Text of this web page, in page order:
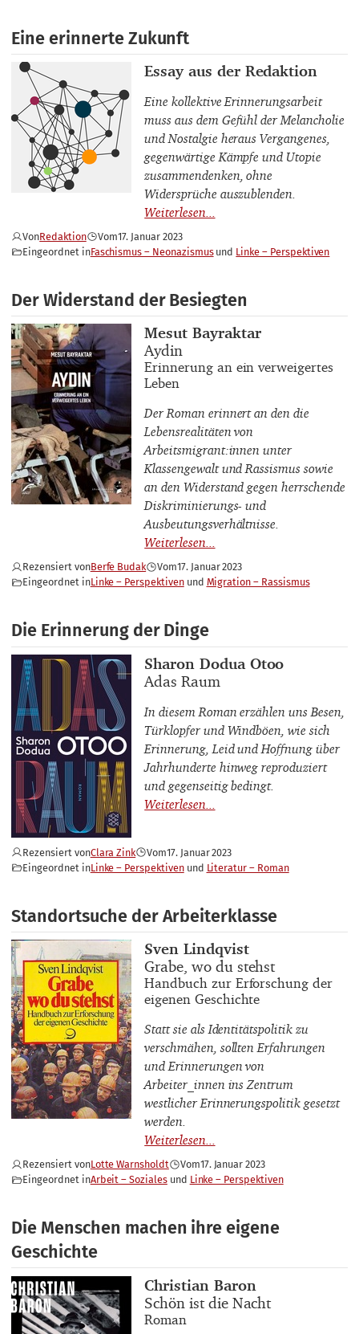
Eine erinnerte Zukunft
Thema
Essay aus der Redaktion
Eine kollektive Erinnerungsarbeit
muss aus dem Gefühl der Melancholie
und Nostalgie heraus Vergangenes,
gegenwärtige Kämpfe und Utopie
zusammendenken, ohne
Widersprüche auszublenden.
VonRedaktion Vom17. Januar 2023
Eingeordnet inFaschismus – Neonazismus Linke – Perspektiven
Der Widerstand der Besiegten
Buchautor_innen
Mesut Bayraktar
Buchtitel
Aydin
Buchuntertitel
Erinnerung an ein verweigertes
Leben
Der Roman erinnert an den die
Lebensrealitäten von
Arbeitsmigrant:innen unter
Klassengewalt und Rassismus sowie
an den Widerstand gegen herrschende
Diskriminierungs- und
Ausbeutungsverhältnisse.
Rezensiert vonBerfe Budak Vom17. Januar 2023
Eingeordnet inLinke – Perspektiven Migration – Rassismus
Die Erinnerung der Dinge
Buchautor_innen
Sharon Dodua Otoo
Buchtitel
Adas Raum
In diesem Roman erzählen uns Besen,
Türklopfer und Windböen, wie sich
Erinnerung, Leid und Hoffnung über
Jahrhunderte hinweg reproduziert
und gegenseitig bedingt.
Rezensiert vonClara Zink Vom17. Januar 2023
Eingeordnet inLinke – Perspektiven Literatur – Roman
Standortsuche der Arbeiterklasse
Buchautor_innen
Sven Lindqvist
Buchtitel
Grabe, wo du stehst
Buchuntertitel
Handbuch zur Erforschung der
eigenen Geschichte
Statt sie als Identitätspolitik zu
verschmähen, sollten Erfahrungen
und Erinnerungen von
Arbeiter_innen ins Zentrum
westlicher Erinnerungspolitik gesetzt
werden.
Rezensiert vonLotte Warnsholdt Vom17. Januar 2023
Eingeordnet inArbeit – Soziales Linke – Perspektiven
Die Menschen machen ihre eigene
Geschichte
Buchautor_innen
Christian Baron
Buchtitel
Schön ist die Nacht
Buchuntertitel
Roman